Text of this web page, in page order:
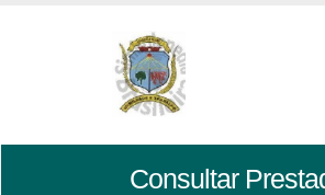
Consultar